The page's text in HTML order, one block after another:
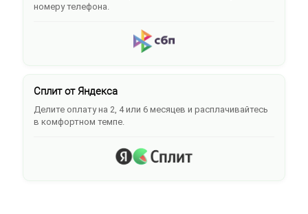
номеру телефона.
Сплит от Яндекса
Делите оплату на 2, 4 или 6 месяцев и расплачивайтесь
в комфортном темпе.